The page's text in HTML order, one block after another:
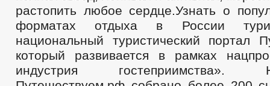
растопить любое сердце.Узнать о
форматах отдыха в России
национальный туристический портал
который развивается в рамках
индустрия